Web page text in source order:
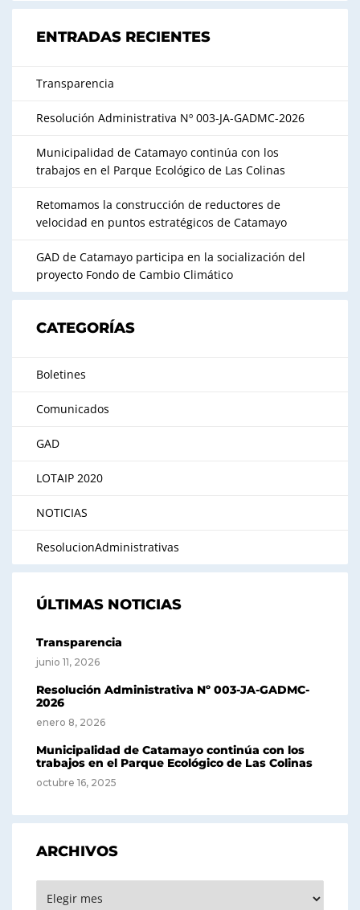
ENTRADAS RECIENTES
Transparencia
Resolución Administrativa Nº 003-JA-GADMC-2026
Municipalidad de Catamayo continúa con los
trabajos en el Parque Ecológico de Las Colinas
Retomamos la construcción de reductores de
velocidad en puntos estratégicos de Catamayo
GAD de Catamayo participa en la socialización del
proyecto Fondo de Cambio Climático
CATEGORÍAS
Boletines
Comunicados
GAD
LOTAIP 2020
NOTICIAS
ResolucionAdministrativas
ÚLTIMAS NOTICIAS
Transparencia
junio 11, 2026
Resolución Administrativa Nº 003-JA-GADMC-
2026
enero 8, 2026
Municipalidad de Catamayo continúa con los
trabajos en el Parque Ecológico de Las Colinas
octubre 16, 2025
ARCHIVOS